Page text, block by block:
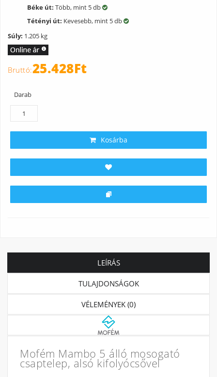
Béke út: Több, mint 5 db
Tétényi út: Kevesebb, mint 5 db
Súly: 1.205 kg
25.428Ft
Darab
Kosárba
LEÍRÁS
TULAJDONSÁGOK
VÉLEMÉNYEK (0)
Mofém Mambo 5 álló mosogató
csaptelep, alsó kifolyócsővel